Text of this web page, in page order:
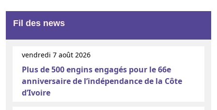
Fil des news
vendredi 7 août 2026
Plus de 500 engins engagés pour le 66e
anniversaire de l’indépendance de la Côte
d’Ivoire